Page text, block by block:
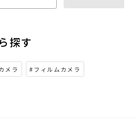
探す
メラ #フィルムカメラ